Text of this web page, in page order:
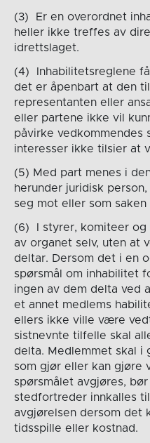
(3) Er en overordnet
heller ikke treffes av
idrettslaget.
(4) Inhabilitetsreglene
det er åpenbart at den
representanten eller
eller partene ikke vil
påvirke vedkommendes
interesser ikke tilsier at
(5) Med part menes i
herunder juridisk
seg mot eller som
(6) I styrer, komiteer og
av organet selv, uten at
deltar. Dersom det i en
spørsmål om inhabilitet
ingen av dem delta ved
et annet medlems
ellers ikke ville være
sistnevnte tilfelle skal
delta. Medlemmet skal i
som gjør eller kan gjøre
spørsmålet avgjøres,
stedfortreder innkalles
avgjørelsen dersom det
tidsspille eller kostnad.